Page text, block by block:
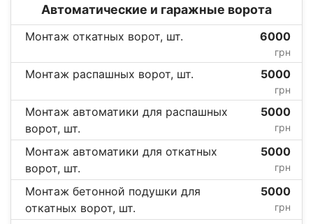
Автоматические и гаражные ворота
Монтаж откатных ворот, шт. 6000
грн
Монтаж распашных ворот, шт. 5000
грн
Монтаж автоматики для распашных
ворот, шт.
5000
грн
Монтаж автоматики для откатных
ворот, шт.
5000
грн
Монтаж бетонной подушки для
откатных ворот, шт.
5000
грн